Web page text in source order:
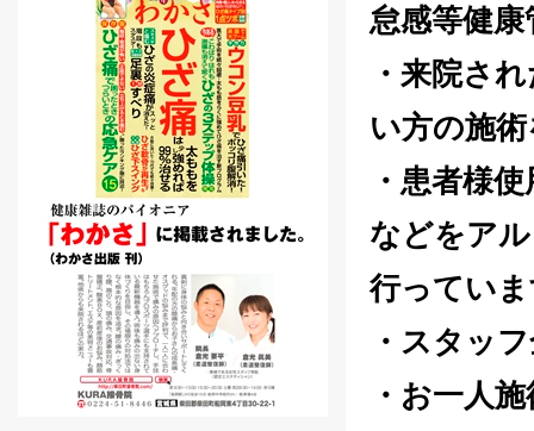
怠感等健
・来院さ
い方の施
・患者様
などをア
行ってい
・スタッ
・お一人